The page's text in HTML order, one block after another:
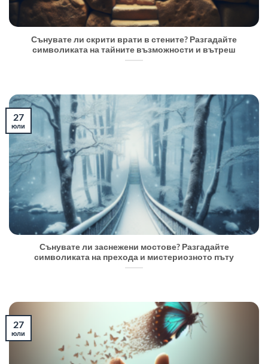
Сънувате ли скрити врати в стените? Разгадайте
символиката на тайните възможности и вътреш
Сънувате ли заснежени мостове? Разгадайте
символиката на прехода и мистериозното пъту
27
юли
27
юли